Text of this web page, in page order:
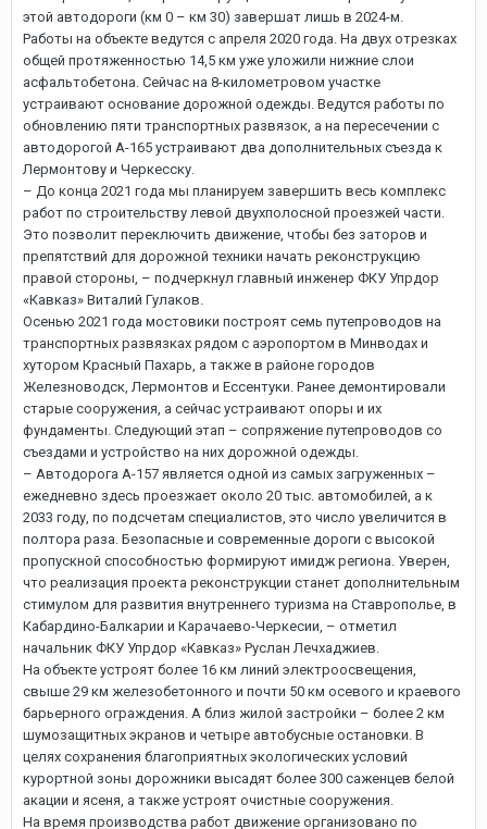
этой автодороги (км 0 – км 30) завершат лишь в 2024-м.
Работы на объекте ведутся с апреля 2020 года. На двух отрезках
общей протяженностью 14,5 км уже уложили нижние слои
асфальтобетона. Сейчас на 8-километровом участке
устраивают основание дорожной одежды. Ведутся работы по
обновлению пяти транспортных развязок, а на пересечении с
автодорогой А-165 устраивают два дополнительных съезда к
Лермонтову и Черкесску.
– До конца 2021 года мы планируем завершить весь комплекс
работ по строительству левой двухполосной проезжей части.
Это позволит переключить движение, чтобы без заторов и
препятствий для дорожной техники начать реконструкцию
правой стороны, – подчеркнул главный инженер ФКУ Упрдор
«Кавказ» Виталий Гулаков.
Осенью 2021 года мостовики построят семь путепроводов на
транспортных развязках рядом с аэропортом в Минводах и
хутором Красный Пахарь, а также в районе городов
Железноводск, Лермонтов и Ессентуки. Ранее демонтировали
старые сооружения, а сейчас устраивают опоры и их
фундаменты. Следующий этап – сопряжение путепроводов со
съездами и устройство на них дорожной одежды.
– Автодорога А-157 является одной из самых загруженных –
ежедневно здесь проезжает около 20 тыc. автомобилей, а к
2033 году, по подсчетам специалистов, это число увеличится в
полтора раза. Безопасные и современные дороги с высокой
пропускной способностью формируют имидж региона. Уверен,
что реализация проекта реконструкции станет дополнительным
стимулом для развития внутреннего туризма на Ставрополье, в
Кабардино-Балкарии и Карачаево-Черкесии, – отметил
начальник ФКУ Упрдор «Кавказ» Руслан Лечхаджиев.
На объекте устроят более 16 км линий электроосвещения,
свыше 29 км железобетонного и почти 50 км осевого и краевого
барьерного ограждения. А близ жилой застройки – более 2 км
шумозащитных экранов и четыре автобусные остановки. В
целях сохранения благоприятных экологических условий
курортной зоны дорожники высадят более 300 саженцев белой
акации и ясеня, а также устроят очистные сооружения.
На время производства работ движение организовано по